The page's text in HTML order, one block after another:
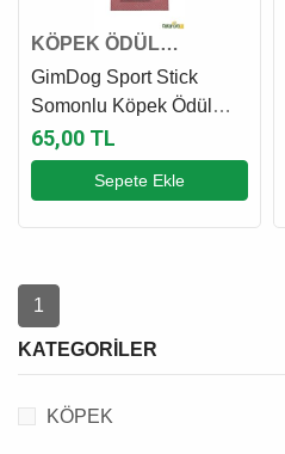
KÖPEK ÖDÜL
ÇUBUĞU
GimDog Sport Stick
Somonlu Köpek Ödül
Çubuğu 12 Gr
65,00 TL
Sepete Ekle
1
KATEGORILER
KÖPEK